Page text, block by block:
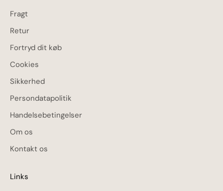
Fragt
Retur
Fortryd dit køb
Cookies
Sikkerhed
Persondatapolitik
Handelsebetingelser
Om os
Kontakt os
Links